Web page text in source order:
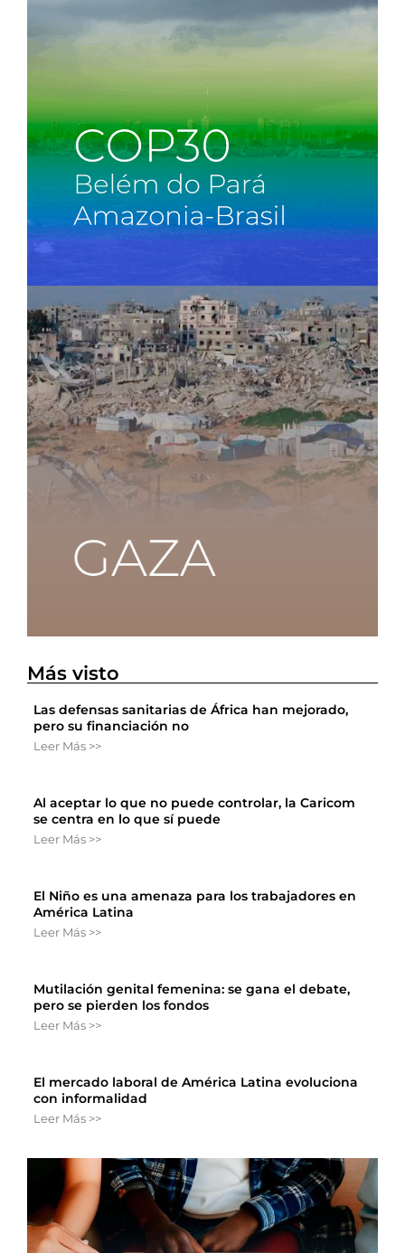
Más visto
Las defensas sanitarias de África han mejorado,
pero su financiación no
Leer Más >>
Al aceptar lo que no puede controlar, la Caricom
se centra en lo que sí puede
Leer Más >>
El Niño es una amenaza para los trabajadores en
América Latina
Leer Más >>
Mutilación genital femenina: se gana el debate,
pero se pierden los fondos
Leer Más >>
El mercado laboral de América Latina evoluciona
con informalidad
Leer Más >>